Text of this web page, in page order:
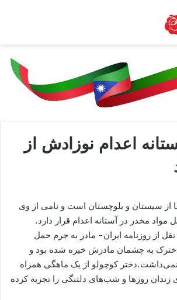
اعدام نوزادش از
از سیستان و بلوچستان است و نامی از وی
مواد مخدر در آستانه اعدام قرار دارد.
نقل از روزنامه ایران- مادر به جرم حمل
به چشمان مادرش خیره شده بود و
کوچولو از یک ماهگی همراه
روزها و شب‌های دلتنگی را تجربه کرده